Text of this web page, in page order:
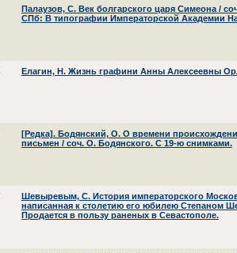
Палаузов, С. Век болгарского царя Симеона /
СПб: В типографии Императорской Академии
Елагин, Н. Жизнь графини Анны Алексеевны
[Редка]. Бодянский, О. О времени
письмен / соч. О. Бодянского. С 19-ю снимками.
Шевыревым, С. История императорского
написанная к столетию его юбилею Степаном
Продается в пользу раненых в Севастополе.